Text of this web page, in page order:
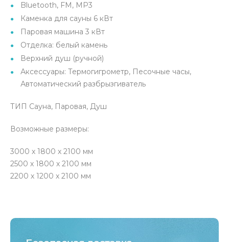
Bluetooth, FM, MP3
Каменка для сауны 6 кВт
Паровая машина 3 кВт
Отделка: белый камень
Верхний душ (ручной)
Аксессуары: Термогигрометр, Песочные часы,
Автоматический разбрызгиватель
ТИП Сауна, Паровая, Душ
Возможные размеры:
3000 х 1800 х 2100 мм
2500 х 1800 х 2100 мм
2200 х 1200 х 2100 мм